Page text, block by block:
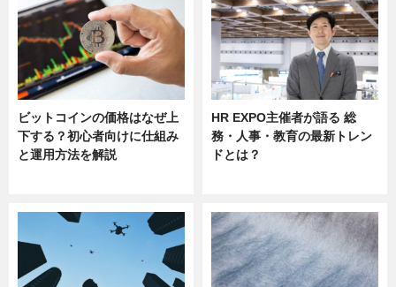
ビットコインの価格はなぜ上
下する？初心者向けに仕組み
と運用方法を解説
HR EXPO主催者が語る 総
務・人事・教育の最新トレン
ドとは？